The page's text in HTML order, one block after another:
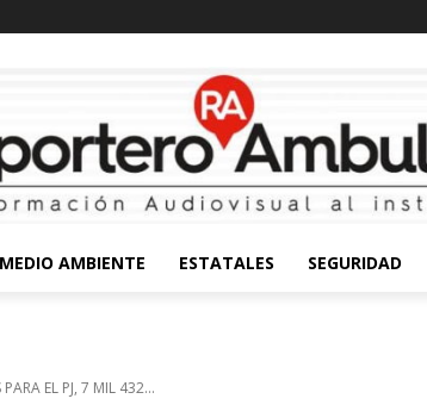
MEDIO AMBIENTE ESTATALES SEGURIDAD
EL PJ, 7 MIL 432...